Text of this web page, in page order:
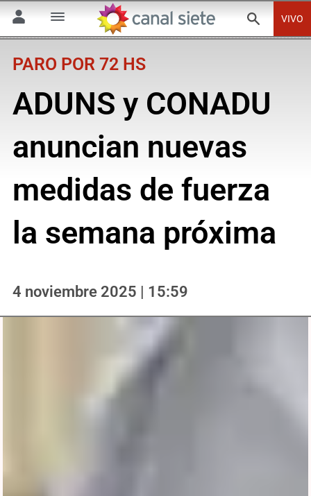
VIVO
PARO POR 72 HS
ADUNS y CONADU
anuncian nuevas
medidas de fuerza
la semana próxima
4 noviembre 2025 | 15:59